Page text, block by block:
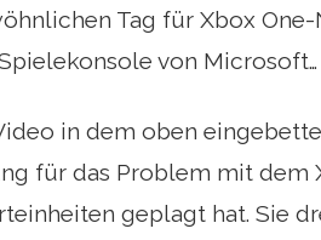
Tag für Xbox
von Microsoft…
in dem oben
für das Problem mit dem
geplagt hat. Sie